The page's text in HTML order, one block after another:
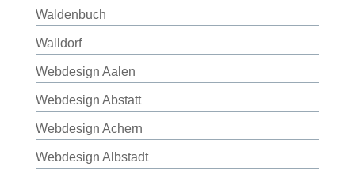
Waldenbuch
Walldorf
Webdesign Aalen
Webdesign Abstatt
Webdesign Achern
Webdesign Albstadt